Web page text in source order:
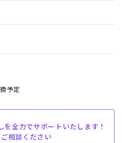
予定
全力でサポートいたします！
相談ください